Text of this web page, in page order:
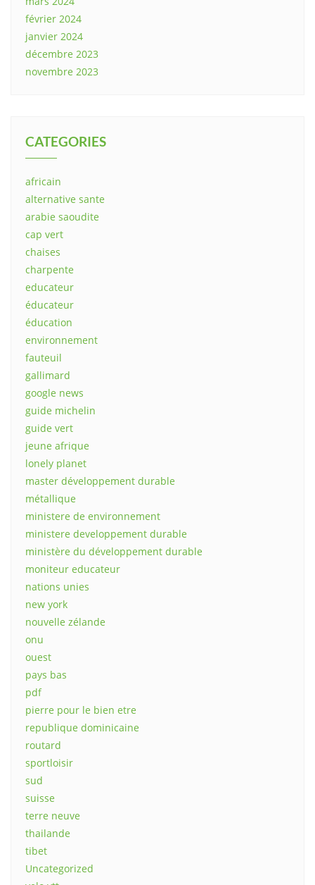
février 2024
janvier 2024
décembre 2023
novembre 2023
CATEGORIES
africain
alternative sante
arabie saoudite
cap vert
chaises
charpente
educateur
éducateur
éducation
environnement
fauteuil
gallimard
google news
guide michelin
guide vert
jeune afrique
lonely planet
master développement durable
métallique
ministere de environnement
ministere developpement durable
ministère du développement durable
moniteur educateur
nations unies
new york
nouvelle zélande
onu
ouest
pays bas
pdf
pierre pour le bien etre
republique dominicaine
routard
sportloisir
sud
suisse
terre neuve
thailande
tibet
Uncategorized